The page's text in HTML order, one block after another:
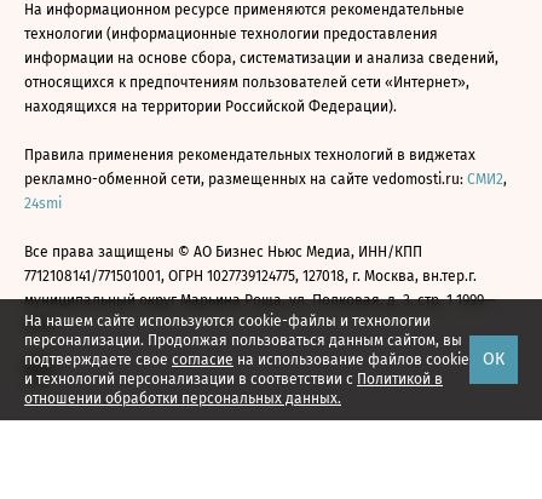
На нашем сайте используются cookie-файлы и технологии
персонализации. Продолжая пользоваться данным сайтом, вы
подтверждаете свое согласие на использование файлов cookie
и технологий персонализации в соответствии с Политикой в
отношении обработки персональных данных.
ОК
На информационном ресурсе применяются рекомендательные
технологии (информационные технологии предоставления
информации на основе сбора, систематизации и анализа сведений,
относящихся к предпочтениям пользователей сети «Интернет»,
находящихся на территории Российской Федерации).
Правила применения рекомендательных технологий в виджетах
рекламно-обменной сети, размещенных на сайте vedomosti.ru: СМИ2,
24smi
Все права защищены © АО Бизнес Ньюс Медиа, ИНН/КПП
7712108141/771501001, ОГРН 1027739124775, 127018, г. Москва, вн.тер.г.
муниципальный округ Марьина Роща, ул. Полковая, д. 3, стр. 1 1999—
2026